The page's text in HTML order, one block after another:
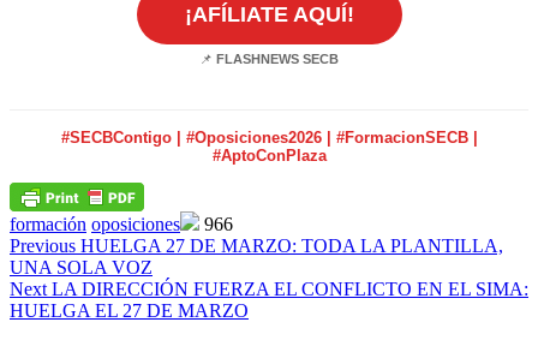
¡AFÍLIATE AQUÍ!
📌 FLASHNEWS SECB
#SECBContigo | #Oposiciones2026 | #FormacionSECB |
#AptoConPlaza
formación oposiciones 966
Post
navigation
Previous HUELGA 27 DE MARZO: TODA LA PLANTILLA,
UNA SOLA VOZ
Next LA DIRECCIÓN FUERZA EL CONFLICTO EN EL SIMA:
HUELGA EL 27 DE MARZO